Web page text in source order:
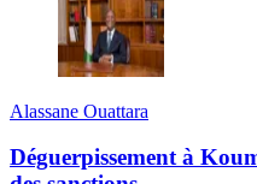
Alassane Ouattara
Déguerpissement à